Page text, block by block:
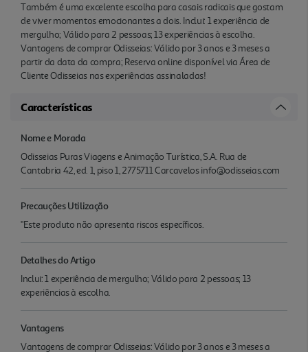
Também é uma excelente escolha para casais radicais que gostam
de viver momentos emocionantes a dois. Inclui: 1 experiência de
mergulho; Válido para 2 pessoas; 13 experiências à escolha.
Vantagens de comprar Odisseias: Válido por 3 anos e 3 meses a
partir da data da compra; Reserva online disponível via Área de
Cliente Odisseias nas experiências assinaladas!
Características
Nome e Morada
Odisseias Puras Viagens e Animação Turística, S.A. Rua de
Cantabria 42, ed. 1, piso 1, 2775711 Carcavelos info@odisseias.com
Precauções Utilização
"Este produto não apresenta riscos específicos.
Detalhes do Artigo
Inclui: 1 experiência de mergulho; Válido para 2 pessoas; 13
experiências à escolha.
Vantagens
Vantagens de comprar Odisseias: Válido por 3 anos e 3 meses a